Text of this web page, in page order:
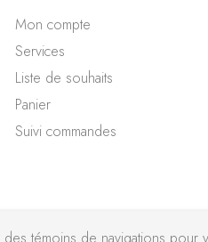
Mon compte
Services
Liste de souhaits
Panier
Suivi commandes